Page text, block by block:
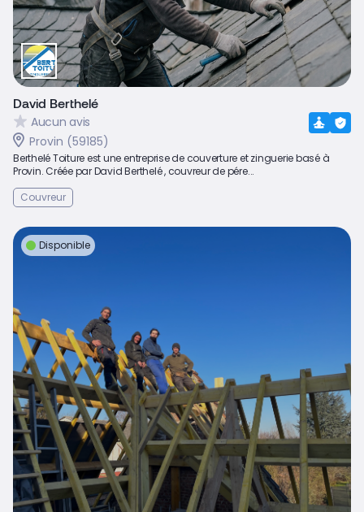
David Berthelé
Aucun avis
Provin (59185)
Berthelé Toiture est une entreprise de couverture et zinguerie basé à
Provin. Créée par David Berthelé , couvreur de pére...
Couvreur
Disponible